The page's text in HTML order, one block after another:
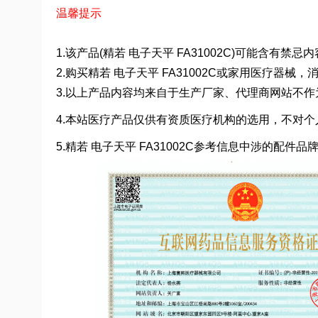
温馨提示
1.该产品(精若 电子天平 FA31002C)可能含有禁忌
2.购买精若 电子天平 FA31002C或家用医疗器械，
3.以上产品内容均来自于生产厂家、代理商网站不
4.本站医疗产品仅供有资质医疗机构的选用，不对
5.精若 电子天平 FA31002C参考信息中涉的配件品